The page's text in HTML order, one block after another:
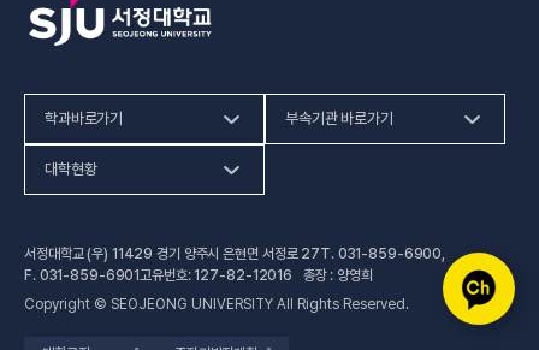
학과바로가기
인문사회계열
공학계열
전문기술석사
부속기관 바로가기
건강증진센터(새 창 열림)
교육혁신지원센터(새 창 열림)
대학현황
대학정보공시 (새 창 열림)
업무추진비 사용내역
서정대학교 (우) 11429 경기 양주시 은현면 서정로 27T. 031-859-6900,
F. 031-859-6901고유번호: 127-82-12016 총장 : 양영희
Copyright © SEOJEONG UNIVERSITY All Rights Reserved.